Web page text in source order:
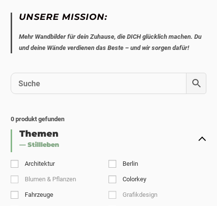
UNSERE MISSION:
Mehr Wandbilder für dein Zuhause, die DICH glücklich machen. Du
und deine Wände verdienen das Beste – und wir sorgen dafür!
0 produkt gefunden
Themen
— Stillleben
Architektur Berlin
Blumen & Pflanzen Colorkey
Fahrzeuge Grafikdesign